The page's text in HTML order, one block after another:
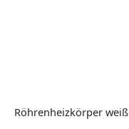
Röhrenheizkörper weiß